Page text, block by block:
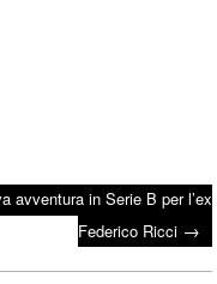
avventura in Serie B per l’ex
Federico Ricci →